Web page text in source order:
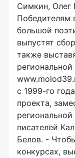
Симкин, Олег
Победителям
большой
выпустят
также
с 1999-го
проекта,
писателей
Белов. -
конкурсах,